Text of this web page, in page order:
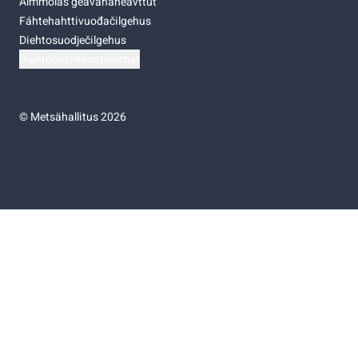
Fáhtehahttivuođačilgehus
Diehtosuodječilgehus
©Metsähallitus 2026